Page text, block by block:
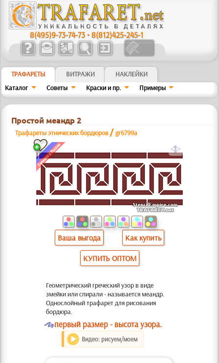
8(495)9-73-74-73 •8(812)425-245-1
ТРАФАРЕТЫ ВИТРАЖИ
НАКЛЕЙКИ
Каталог
Советы Краски и пр. Примеры
Простой меандр 2
Трафареты этнических бордюров /gr6799a
a
Ваша выгода Как купить
КУПИТЬ ОПТОМ
Геометрический греческий узор в виде
змейки или спирали - называется меандр.
Однослойный трафарет для рисования
бордюра.
Oпервый размер - высота узора.
Видео: рисуем/моем